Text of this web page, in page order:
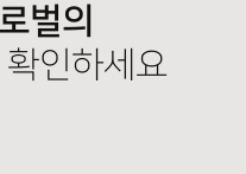
벌의
확인하세요